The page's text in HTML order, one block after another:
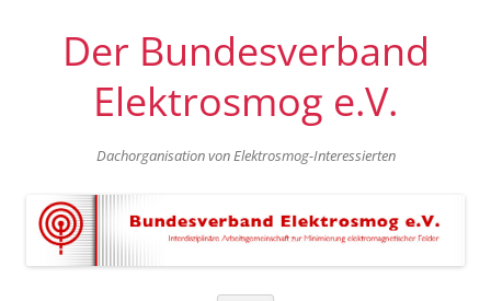
Der Bundesverband
Elektrosmog e.V.
Dachorganisation von Elektrosmog-Interessierten